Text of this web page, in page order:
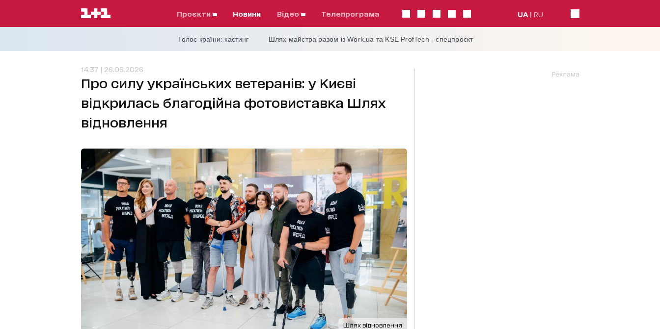
проєкти Новини відео телепрограма UA RU
Голос країни: кастинг Шлях майстра разом із Work.ua та KSE ProfTech - спецпроєкт
14:37 | 26.06.2026
Про силу українських ветеранів: у Києві
відкрилась благодійна фотовиставка Шлях
відновлення
Шлях відновлення
Реклама